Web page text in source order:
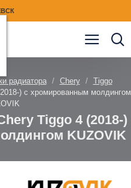
радиатора Chery
Tiggo
) с хромированным молдингом
Tiggo 4 (2018-)
KUZOVIK